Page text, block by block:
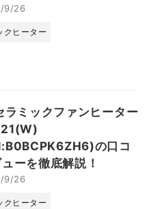
9/26
クヒーター
ラミックファンヒーター
の口コ
ーを徹底解説！
9/26
クヒーター